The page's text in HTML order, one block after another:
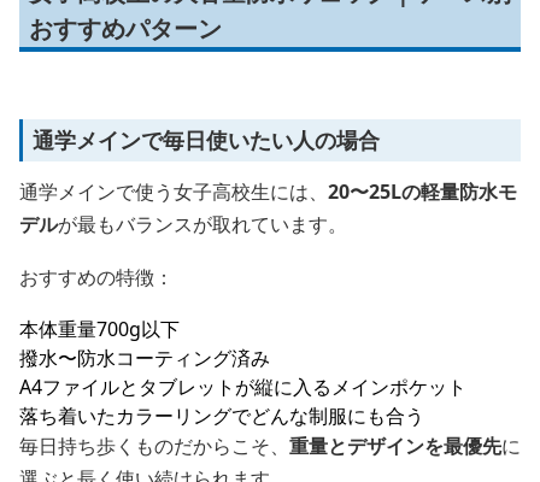
おすすめパターン
通学メインで毎日使いたい人の場合
通学メインで使う女子高校生には、 20〜25Lの軽量防水モ
デルが最もバランスが取れています。
おすすめの特徴：
本体重量700g以下
撥水〜防水コーティング済み
A4ファイルとタブレットが縦に入るメインポケット
落ち着いたカラーリングでどんな制服にも合う
毎日持ち歩くものだからこそ、 重量とデザインを最優先に